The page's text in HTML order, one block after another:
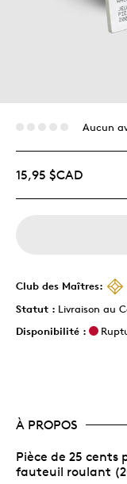
Aucun
15,95 $CAD
Club des Maîtres:
Statut : Livraison au
Disponibilité :
À PROPOS
Pièce de 25 cents
fauteuil roulant